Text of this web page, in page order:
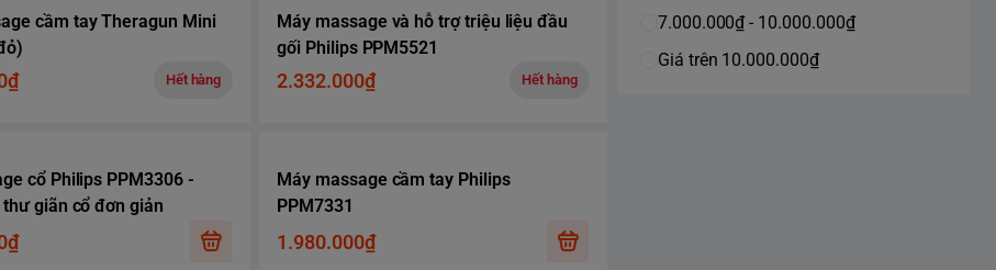
cầm tay Theragun Mini
Hết hàng
Máy massage và hỗ trợ triệu liệu đầu
gối Philips PPM5521
2.332.000₫ Hết hàng
cổ Philips PPM3306 -
giãn cổ đơn giản
Máy massage cầm tay Philips
PPM7331
1.980.000₫
7.000.000₫ - 10.000.000₫
Giá trên 10.000.000₫